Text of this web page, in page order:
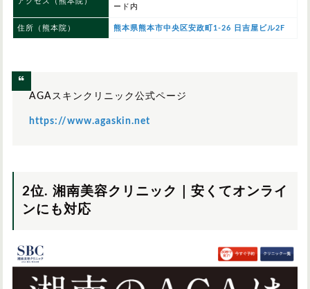
ード内
住所（熊本院） 熊本県熊本市中央区安政町1-26 日吉屋ビル2F
AGAスキンクリニック公式ページ
https://www.agaskin.net
2位. 湘南美容クリニック｜安くてオンライ
ンにも対応